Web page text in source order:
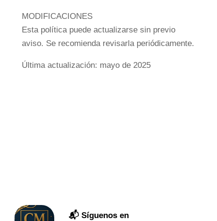
MODIFICACIONES
Esta política puede actualizarse sin previo
aviso. Se recomienda revisarla periódicamente.
Última actualización: mayo de 2025
📬 Síguenos en